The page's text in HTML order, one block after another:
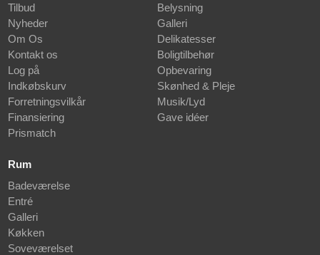
Tilbud
Nyheder
Om Os
Kontakt os
Log på
Indkøbskurv
Forretningsvilkår
Finansiering
Prismatch
Belysning
Galleri
Delikatesser
Boligtilbehør
Opbevaring
Skønhed & Pleje
Musik/Lyd
Gave idéer
Rum
Badeværelse
Entré
Galleri
Køkken
Soveværelset